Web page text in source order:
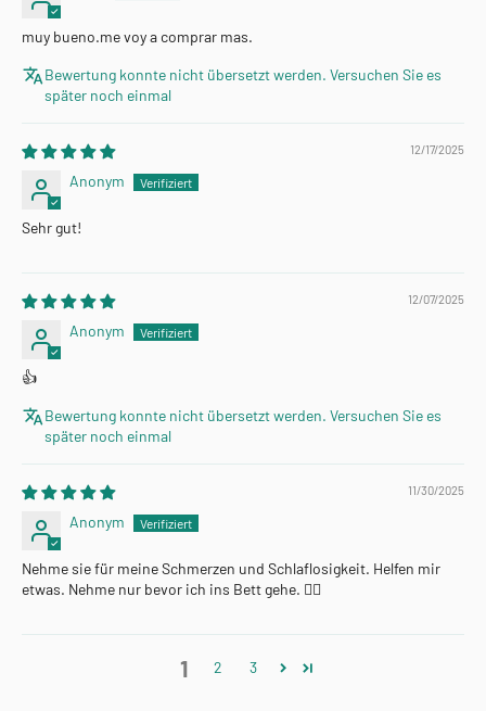
muy bueno.me voy a comprar mas.
Bewertung konnte nicht übersetzt werden. Versuchen Sie es
später noch einmal
12/17/2025
Anonym
Sehr gut!
12/07/2025
Anonym
👍
Bewertung konnte nicht übersetzt werden. Versuchen Sie es
später noch einmal
11/30/2025
Anonym
Nehme sie für meine Schmerzen und Schlaflosigkeit. Helfen mir
etwas. Nehme nur bevor ich ins Bett gehe. 👍🏻
1 2 3